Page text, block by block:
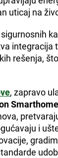
uticaj na
integracija
rešenja,
, zapravo
i